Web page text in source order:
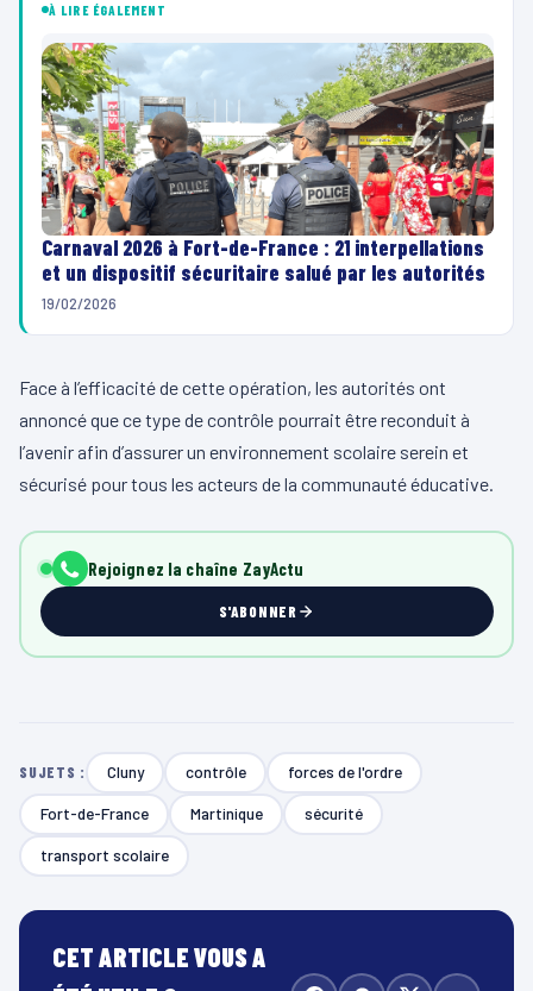
À LIRE ÉGALEMENT
Carnaval 2026 à Fort-de-France : 21 interpellations
et un dispositif sécuritaire salué par les autorités
19/02/2026
Face à l’efficacité de cette opération, les autorités ont
annoncé que ce type de contrôle pourrait être reconduit à
l’avenir afin d’assurer un environnement scolaire serein et
sécurisé pour tous les acteurs de la communauté éducative.
Rejoignez la chaîne ZayActu
S'ABONNER
SUJETS : Cluny contrôle forces de l'ordre
Fort-de-France Martinique sécurité
transport scolaire
CET ARTICLE VOUS A